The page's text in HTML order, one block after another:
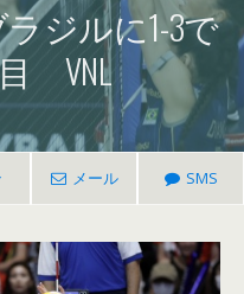
ジルに1-3で
VNL
メール SMS